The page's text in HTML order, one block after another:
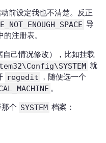
前设定我也不清楚。反正
导
注册表。
自己情况修改），比如挂载
就
regedit ，随便选一个
。
那个 SYSTEM 档案：